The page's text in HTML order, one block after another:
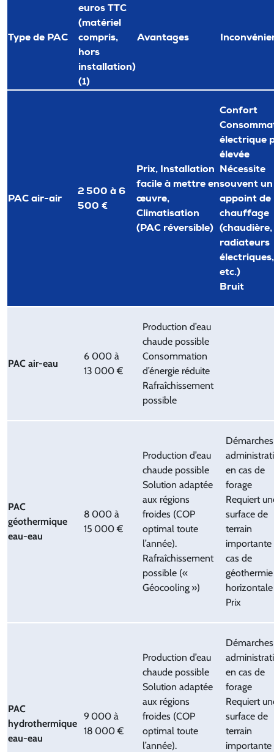
Type de PAC
euros TTC
(matériel
compris,
hors
installation)
(1)
Avantages
PAC air-air
2 500 à 6
500 €
Prix, Installation
facile à mettre en
œuvre,
Climatisation
(PAC réversible)
Confort
électrique
élevée
Nécessite
souvent un
appoint de
chauffage
(chaudière,
radiateurs
électriques,
etc.)
Bruit
PAC air-eau
6 000 à
13 000 €
Production d’eau
chaude possible
Consommation
d’énergie réduite
Rafraîchissement
possible
PAC
géothermique
eau-eau
8 000 à
15 000 €
Production d’eau
chaude possible
Solution adaptée
aux régions
froides (COP
optimal toute
l’année).
Rafraîchissement
possible («
Géocooling »)
Démarches
en cas de
forage
Requiert
surface de
terrain
importante
cas de
géothermie
horizontale
Prix
PAC
hydrothermique
eau-eau
9 000 à
18 000 €
Production d’eau
chaude possible
Solution adaptée
aux régions
froides (COP
optimal toute
l’année).
Démarches
en cas de
forage
Requiert
surface de
terrain
importante